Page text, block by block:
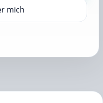
mich